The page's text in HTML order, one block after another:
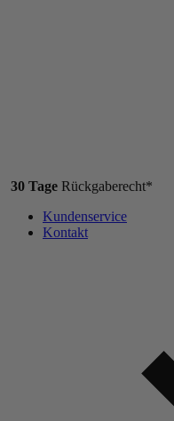
30 Tage Rückgaberecht*
Kundenservice
Kontakt